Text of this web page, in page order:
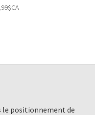
le positionnement de